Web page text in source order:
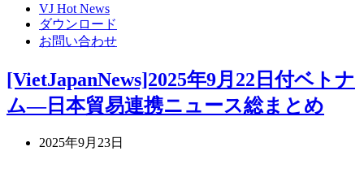
VJ Hot News
ダウンロード
お問い合わせ
[VietJapanNews]2025年9月22日付ベトナ
ム―日本貿易連携ニュース総まとめ
2025年9月23日